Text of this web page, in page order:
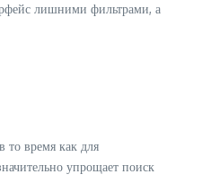
лишними фильтрами, а
то время как для
упрощает поиск